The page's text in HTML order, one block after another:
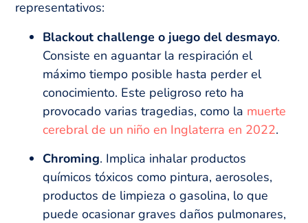
representativos:
Blackout challenge o juego del desmayo.
Consiste en aguantar la respiración el
máximo tiempo posible hasta perder el
conocimiento. Este peligroso reto ha
provocado varias tragedias, como la muerte
cerebral de un niño en Inglaterra en 2022.
Chroming. Implica inhalar productos
químicos tóxicos como pintura, aerosoles,
productos de limpieza o gasolina, lo que
puede ocasionar graves daños pulmonares,